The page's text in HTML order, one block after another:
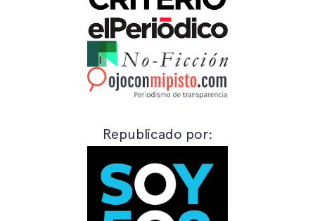
Republicado por: